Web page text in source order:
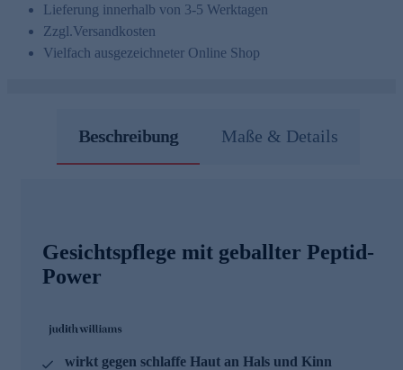
Lieferung innerhalb von 3-5 Werktagen
Zzgl.Versandkosten
Vielfach ausgezeichneter Online Shop
Beschreibung Maße & Details
Gesichtspflege mit geballter Peptid-
Power
wirkt gegen schlaffe Haut an Hals und Kinn